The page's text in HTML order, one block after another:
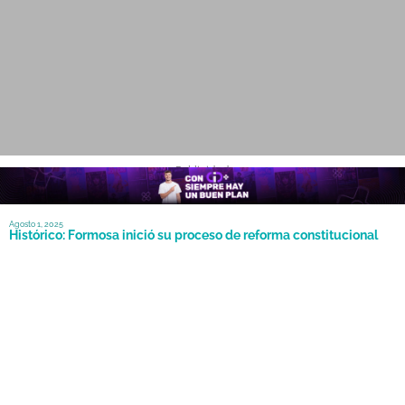
- Publicidad -
Histórico: Formosa inició su proceso de reforma constitucional
Agosto 1, 2025